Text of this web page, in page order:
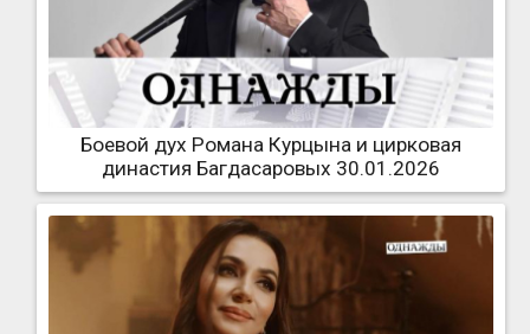
Боевой дух Романа Курцына и цирковая
династия Багдасаровых 30.01.2026